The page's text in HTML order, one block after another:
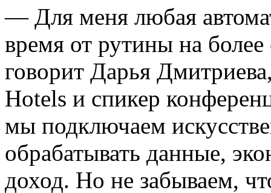
— Для меня любая
время от рутины на
говорит Дарья
Hotels и спикер
мы подключаем
обрабатывать данные,
доход. Но не забываем,